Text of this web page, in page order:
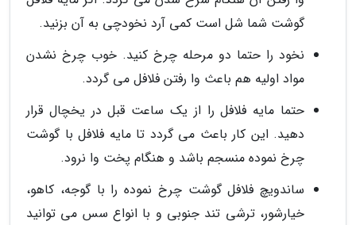
گوشت شما شل است کمی آرد نخودچی به آن بزنید.
نخود را حتما دو مرحله چرخ کنید. خوب چرخ نشدن
مواد اولیه هم باعث وا رفتن فلافل می گردد.
حتما مایه فلافل را از یک ساعت قبل در یخچال قرار
دهید. این کار باعث می گردد تا مایه فلافل با گوشت
چرخ نموده منسجم باشد و هنگام پخت وا نرود.
ساندویچ فلافل گوشت چرخ نموده را با گوجه، کاهو،
خیارشور، ترشی تند جنوبی و با انواع سس می توانید